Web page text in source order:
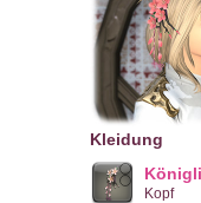
Kleidung
Kopf